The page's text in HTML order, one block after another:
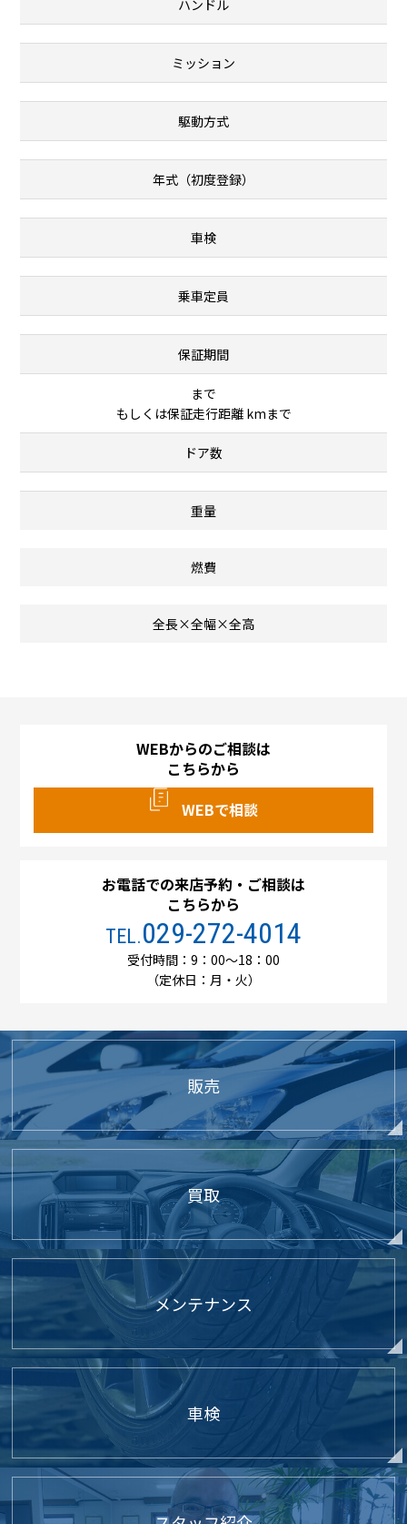
ハンドル
ミッション
駆動方式
年式（初度登録）
車検
乗車定員
保証期間
まで
もしくは保証走行距離 kmまで
ドア数
重量
燃費
全長×全幅×全高
WEBからのご相談は
こちらから
WEBで相談
お電話での来店予約・ご相談は
こちらから
TEL.029-272-4014
受付時間：9：00～18：00
（定休日：月・火）
販売
買取
メンテナンス
車検